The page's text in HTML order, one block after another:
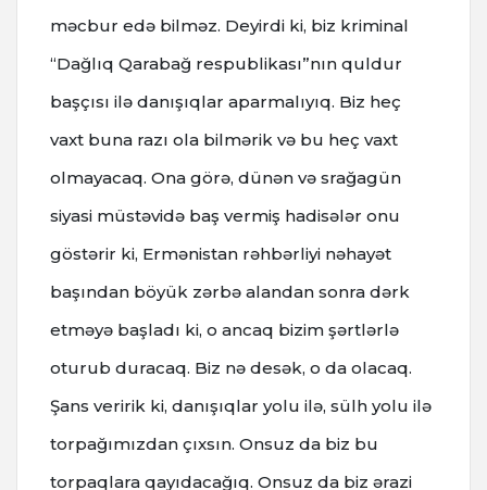
məcbur edə bilməz. Deyirdi ki, biz kriminal
“Dağlıq Qarabağ respublikası”nın quldur
başçısı ilə danışıqlar aparmalıyıq. Biz heç
vaxt buna razı ola bilmərik və bu heç vaxt
olmayacaq. Ona görə, dünən və srağagün
siyasi müstəvidə baş vermiş hadisələr onu
göstərir ki, Ermənistan rəhbərliyi nəhayət
başından böyük zərbə alandan sonra dərk
etməyə başladı ki, o ancaq bizim şərtlərlə
oturub duracaq. Biz nə desək, o da olacaq.
Şans veririk ki, danışıqlar yolu ilə, sülh yolu ilə
torpağımızdan çıxsın. Onsuz da biz bu
torpaqlara qayıdacağıq. Onsuz da biz ərazi